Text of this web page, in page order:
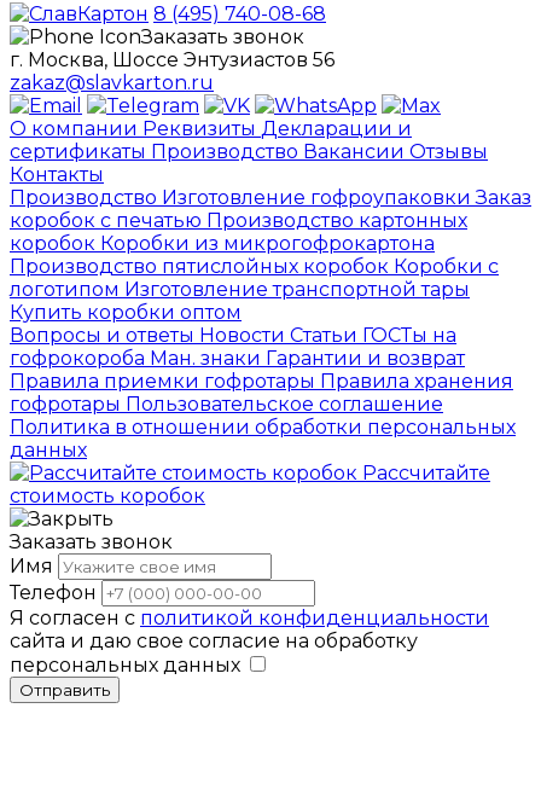
8 (495) 740-08-68
Заказать звонок
г. Москва, Шоссе Энтузиастов 56
zakaz@slavkarton.ru
О компании Реквизиты Декларации и
сертификаты Производство Вакансии Отзывы
Контакты
Производство Изготовление гофроупаковкиЗаказ
коробок с печатью Производство картонных
коробок Коробки из микрогофрокартона
Производство пятислойных коробок Коробки с
логотипом Изготовление транспортной тары
Купить коробки оптом
Вопросы и ответы Новости Статьи ГОСТы на
гофрокороба Ман. знаки Гарантии и возврат
Правила приемки гофротары Правила хранения
гофротары Пользовательское соглашение
Политика в отношении обработки персональных
данных
Рассчитайте
стоимость коробок
Заказать звонок
Имя
Телефон
Я согласен с политикой конфиденциальности
сайта и даю свое согласие на обработку
персональных данных
Отправить